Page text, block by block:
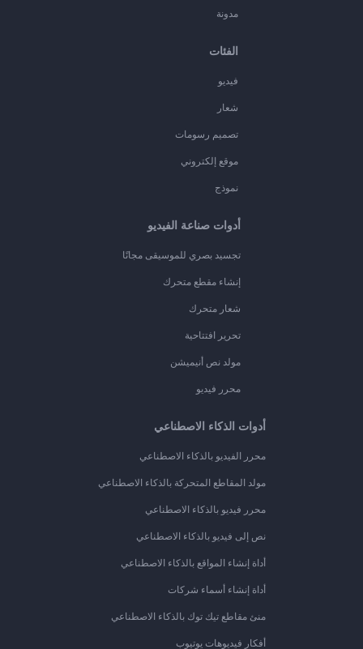
مدونة
الفئات
فيديو
شعار
تصميم رسومات
موقع إلكتروني
نموذج
أدوات صناعة الفيديو
تجسيد بصري للموسيقى مجانًا
إنشاء مقطع متحرك
شعار متحرك
تحرير افتتاحية
مولد نص أنيميشن
محرر فيديو
أدوات الذكاء الاصطناعي
محرر الفيديو بالذكاء الاصطناعي
مولد المقاطع المتحركة بالذكاء الاصطناعي
محرر فيديو بالذكاء الاصطناعي
نص إلى فيديو بالذكاء الاصطناعي
أداة إنشاء المواقع بالذكاء الاصطناعي
أداة إنشاء أسماء شركات
منئ مقاطع تيك توك بالذكاء الاصطناعي
أفكار فيديوهات يوتيوب